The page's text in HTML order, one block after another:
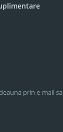
prin e-mail